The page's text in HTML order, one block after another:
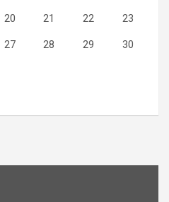
20 21 22 23
27 28 29 30